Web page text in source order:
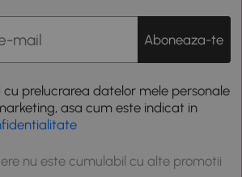
Aboneaza-te
prelucrarea datelor mele personale
asa cum este indicat in
nu este cumulabil cu alte promotii